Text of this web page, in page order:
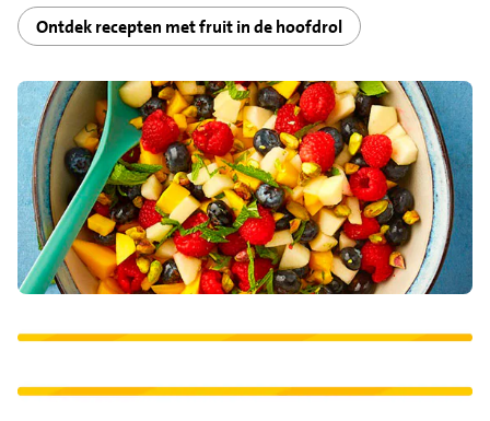
Ontdek recepten met fruit in de hoofdrol